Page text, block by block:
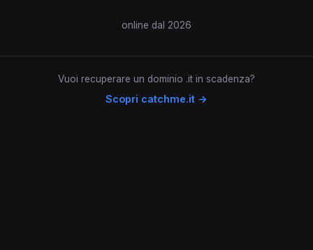
online dal 2026
Vuoi recuperare un dominio .it in scadenza?
Scopri catchme.it →